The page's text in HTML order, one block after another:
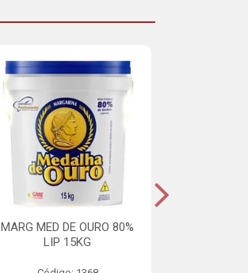
MARG MED DE OURO 80%
LIP 15KG